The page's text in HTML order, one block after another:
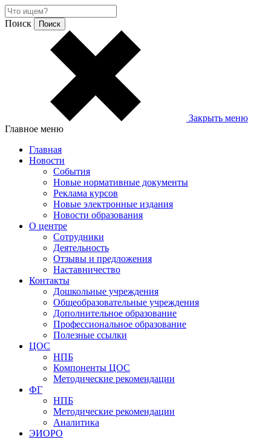
Поиск
Закрыть меню
Главное меню
Главная
Новости
События
Новые нормативные документы
Реклама курсов
Новые электронные издания
Новости образования
О центре
Сотрудники
Деятельность
Отзывы и предложения
Наставничество
Контакты
Дошкольные учреждения
Общеобразовательные учреждения
Дополнительное образование
Профессиональное образование
Полезные ссылки
ЦОС
НПБ
Компоненты ЦОС
Методические рекомендации
ФГ
НПБ
Методические рекомендации
Аналитика
ЭИОРО